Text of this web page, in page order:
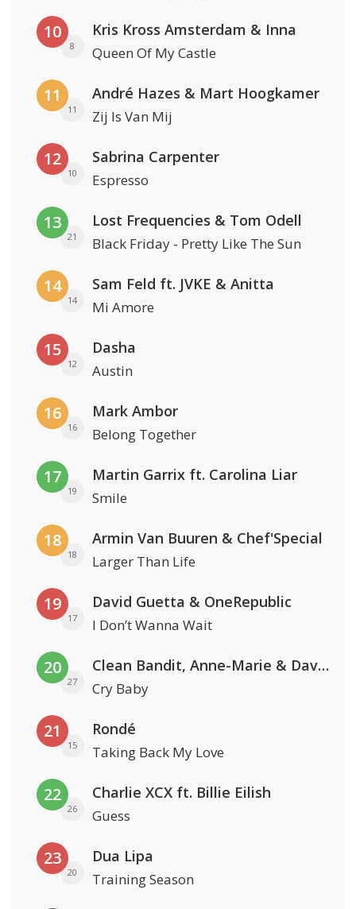
10
8
Kris Kross Amsterdam & Inna
Queen Of My Castle
11
11
André Hazes & Mart Hoogkamer
Zij Is Van Mij
12
10
Sabrina Carpenter
Espresso
13
21
Lost Frequencies & Tom Odell
Black Friday - Pretty Like The Sun
14
14
Sam Feld ft. JVKE & Anitta
Mi Amore
15
12
Dasha
Austin
16
16
Mark Ambor
Belong Together
17
19
Martin Garrix ft. Carolina Liar
Smile
18
18
Armin Van Buuren & Chef'Special
Larger Than Life
19
17
David Guetta & OneRepublic
I Don’t Wanna Wait
20
27
Clean Bandit, Anne-Marie & David Guetta
Cry Baby
21
15
Rondé
Taking Back My Love
22
26
Charlie XCX ft. Billie Eilish
Guess
23
20
Dua Lipa
Training Season